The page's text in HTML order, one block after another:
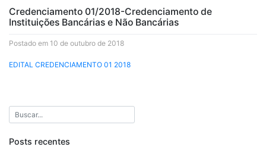
Credenciamento 01/2018-Credenciamento de
Instituições Bancárias e Não Bancárias
Postado em 10 de outubro de 2018
EDITAL CREDENCIAMENTO 01 2018
Posts recentes